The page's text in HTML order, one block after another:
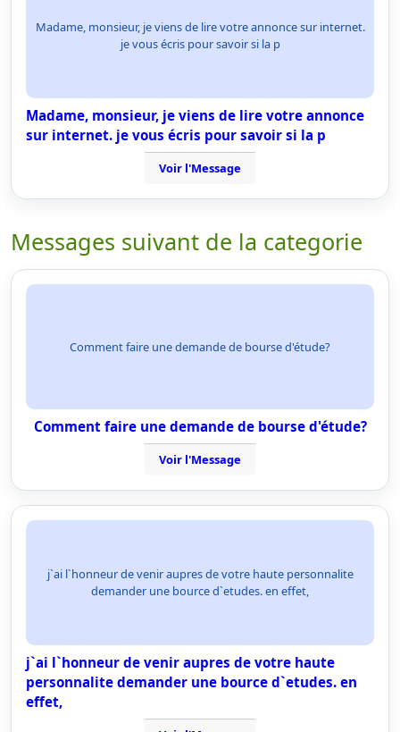
Madame, monsieur, je viens de lire votre annonce sur internet.
je vous écris pour savoir si la p
Madame, monsieur, je viens de lire votre annonce
sur internet. je vous écris pour savoir si la p
Voir l'Message
Messages suivant de la categorie
Comment faire une demande de bourse d'étude?
Comment faire une demande de bourse d'étude?
Voir l'Message
j`ai l`honneur de venir aupres de votre haute personnalite
demander une bource d`etudes. en effet,
j`ai l`honneur de venir aupres de votre haute
personnalite demander une bource d`etudes. en
effet,